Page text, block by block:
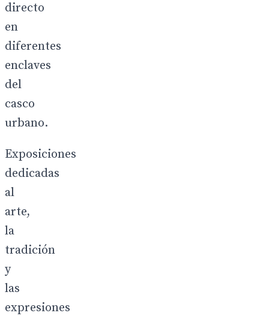
directo
en
diferentes
enclaves
del
casco
urbano.
Exposiciones
dedicadas
al
arte,
la
tradición
y
las
expresiones